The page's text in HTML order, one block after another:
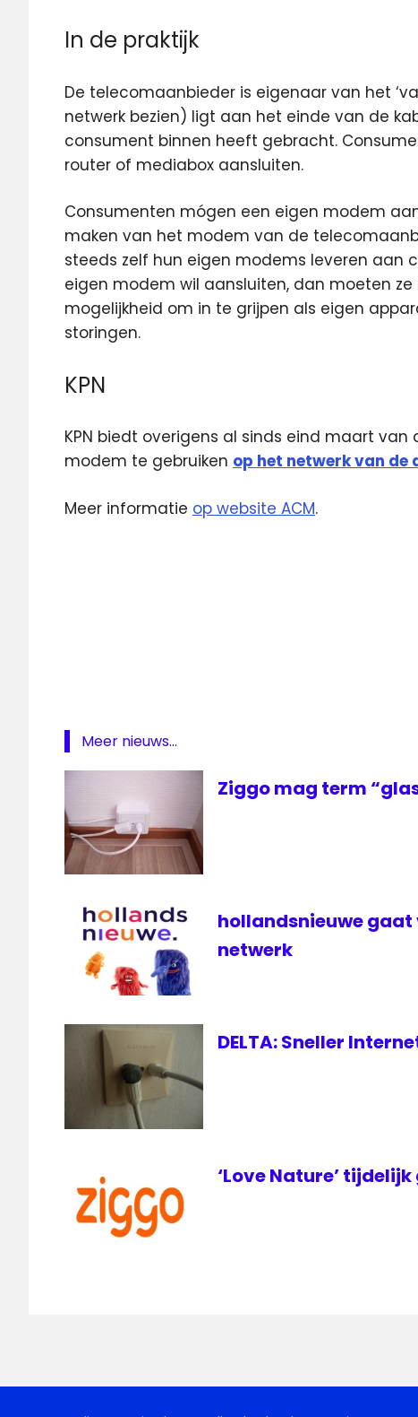
In de praktijk
De telecomaanbieder is eigenaar van het
netwerk bezien) ligt aan het einde van de
consument binnen heeft gebracht.
router of mediabox aansluiten.
Consumenten mógen een eigen modem
maken van het modem van de
steeds zelf hun eigen modems leveren aan
eigen modem wil aansluiten, dan moeten
mogelijkheid om in te grijpen als eigen
storingen.
KPN
KPN biedt overigens al sinds eind maart
modem te gebruiken op het netwerk van de
Meer informatie op website ACM.
Meer nieuws...
Ziggo mag term
hollandsnieuwe
netwerk
DELTA: Sneller
‘Love Nature’